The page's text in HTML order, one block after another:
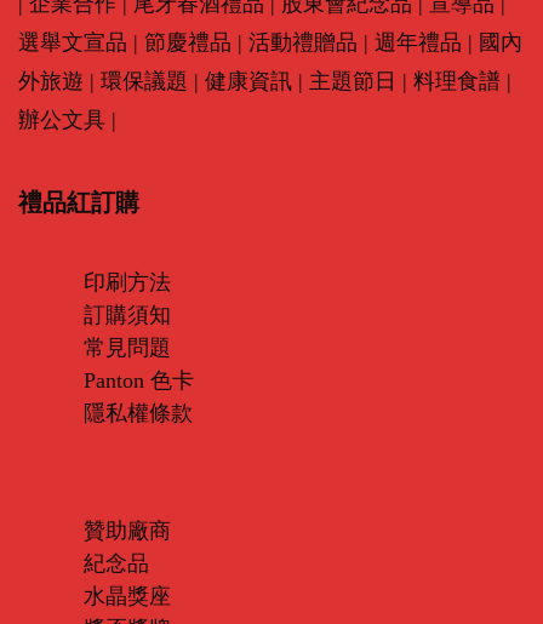
選舉文宣品 | 節慶禮品 | 活動禮贈品 | 週年禮品 | 國內
外旅遊 | 環保議題 | 健康資訊 | 主題節日 | 料理食譜 |
辦公文具 |
禮品紅訂購
印刷方法
訂購須知
常見問題
Panton 色卡
隱私權條款
贊助廠商
紀念品
水晶獎座